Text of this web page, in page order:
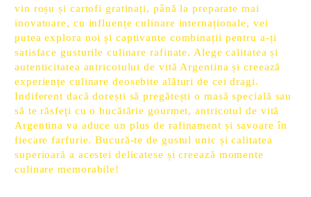
vin roșu și cartofi gratinați, până la preparate mai
inovatoare, cu influențe culinare internaționale, vei
putea explora noi și captivante combinații pentru a-ți
satisface gusturile culinare rafinate. Alege calitatea și
autenticitatea antricotului de vită Argentina și creează
experiențe culinare deosebite alături de cei dragi.
Indiferent dacă dorești să pregătești o masă specială sau
să te răsfeți cu o bucătărie gourmet, antricotul de vită
Argentina va aduce un plus de rafinament și savoare în
fiecare farfurie. Bucură-te de gustul unic și calitatea
superioară a acestei delicatese și creează momente
culinare memorabile!